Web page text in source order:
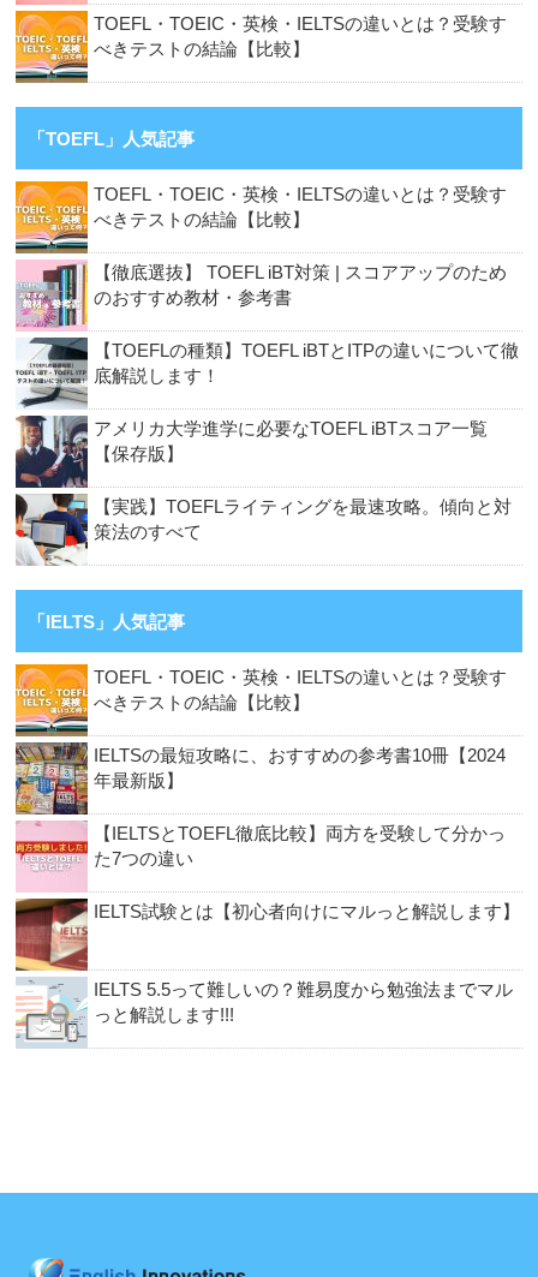
TOEFL・TOEIC・英検・IELTSの違いとは？受験す
べきテストの結論【比較】
「TOEFL」人気記事
TOEFL・TOEIC・英検・IELTSの違いとは？受験す
べきテストの結論【比較】
【徹底選抜】 TOEFL iBT対策 | スコアアップのため
のおすすめ教材・参考書
【TOEFLの種類】TOEFL iBTとITPの違いについて徹
底解説します！
アメリカ大学進学に必要なTOEFL iBTスコア一覧
【保存版】
【実践】TOEFLライティングを最速攻略。傾向と対
策法のすべて
「IELTS」人気記事
TOEFL・TOEIC・英検・IELTSの違いとは？受験す
べきテストの結論【比較】
IELTSの最短攻略に、おすすめの参考書10冊【2024
年最新版】
【IELTSとTOEFL徹底比較】両方を受験して分かっ
た7つの違い
IELTS試験とは【初心者向けにマルっと解説します】
IELTS 5.5って難しいの？難易度から勉強法までマル
っと解説します!!!